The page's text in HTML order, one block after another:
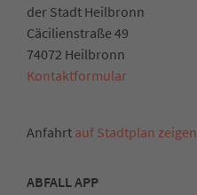
der Stadt Heilbronn
Cäcilienstraße 49
74072 Heilbronn
Kontaktformular
Anfahrt auf Stadtplan zeigen
ABFALL APP